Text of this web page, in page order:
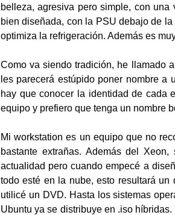
belleza, agresiva pero simple, con
bien diseñada, con la PSU debajo de
optimiza la refrigeración. Además es
Como va siendo tradición, he llamado
les parecerá estúpido poner nombre a
hay que conocer la identidad de cada
equipo y prefiero que tenga un nombre
Mi workstation es un equipo que no
bastante extrañas. Además del
actualidad pero cuando empecé a
todo esté en la nube, esto resultará
utilicé un DVD. Hasta los sistemas
Ubuntu ya se distribuye en .iso